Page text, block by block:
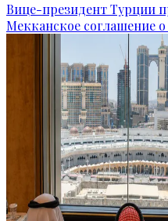
Вице-президент Турции
Мекканское соглашение